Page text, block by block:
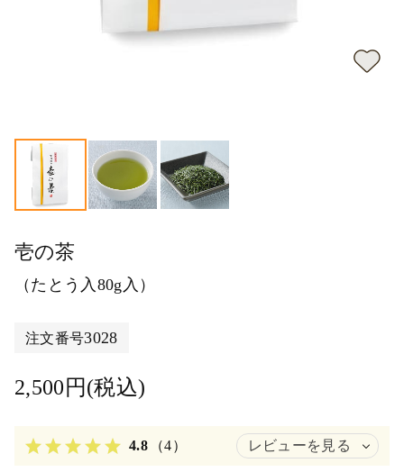
壱の茶
（たとう入80g入）
注文番号3028
2,500円(税込)
4.8 （4） レビューを見る